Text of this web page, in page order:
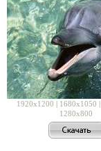
1920x1200 | 1680x1050
1280x800